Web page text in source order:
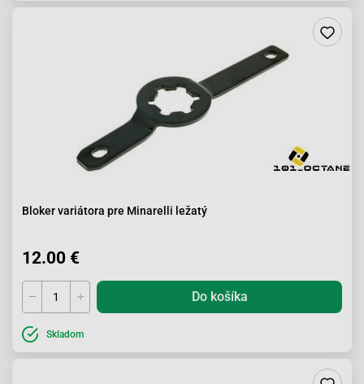
Bloker variátora pre Minarelli ležatý
12.00 €
Do košíka
Skladom